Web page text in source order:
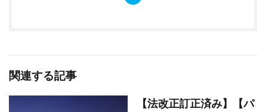
関連する記事
【法改正訂正済み】【パ